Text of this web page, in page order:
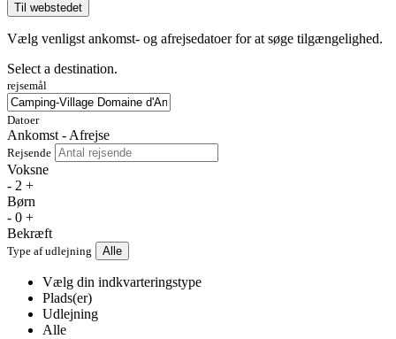
Til webstedet
Vælg venligst ankomst- og afrejsedatoer for at søge tilgængelighed.
Select a destination.
rejsemål
Datoer
Ankomst - Afrejse
Rejsende
Voksne
- 2 +
Børn
- 0 +
Bekræft
Type af udlejning Alle
Vælg din indkvarteringstype
Plads(er)
Udlejning
Alle